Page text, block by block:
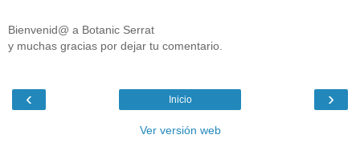
Bienvenid@ a Botanic Serrat
y muchas gracias por dejar tu comentario.
‹ ›
Inicio
Ver versión web